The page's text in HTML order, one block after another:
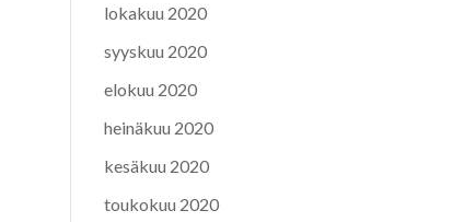
lokakuu 2020
syyskuu 2020
elokuu 2020
heinäkuu 2020
kesäkuu 2020
toukokuu 2020